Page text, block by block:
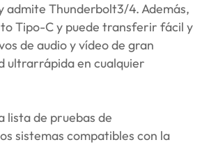
admite Thunderbolt3/4. Además,
Tipo-C y puede transferir fácil y
de audio y vídeo de gran
ultrarrápida en cualquier
lista de pruebas de
sistemas compatibles con la